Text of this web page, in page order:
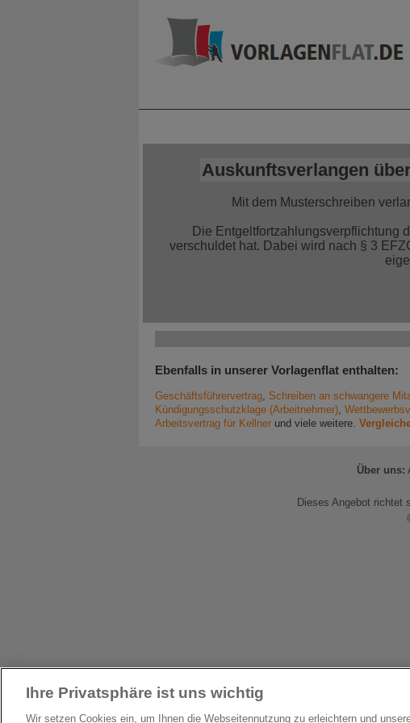
Auskunftsverlangen
Mit dem Musterschreiben
Die Entgeltfortzahlungsverpflichtung
verschuldet hat. Dabei wird nach § 3
Ebenfalls in unserer Vorlagenflat enthalten:
Geschäftsführervertrag, Schreiben an schwangere
Kündigungsschutzklage (Arbeitnehmer),
Arbeitsvertrag für Kellner und viele weitere.
Über uns:
Dieses Angebot richtet
Ihre Privatsphäre ist uns wichtig
Wir setzen Cookies ein, um Ihnen die Webseitennutzung zu erleichtern und